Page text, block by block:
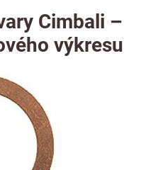
Cimbali –
výkresu